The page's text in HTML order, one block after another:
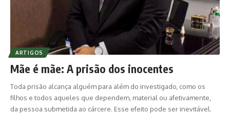
ARTIGOS
Mãe é mãe: A prisão dos inocentes
Toda prisão alcança alguém para além do investigado, como os
filhos e todos aqueles que dependem, material ou afetivamente,
da pessoa submetida ao cárcere. Esse efeito pode ser inevitável.